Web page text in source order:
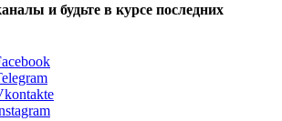
и будьте в курсе последних